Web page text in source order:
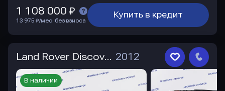
Купить в кредит
1 108 000 ₽
13 975 ₽/мес. без взноса
Land Rover Discovery 2012
В наличии